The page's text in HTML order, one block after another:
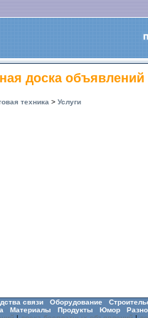
доска объявлений
техника > Услуги
связи Оборудование
Материалы Продукты Юмор